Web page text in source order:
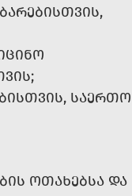
ᲡᲐᲔᲠᲗᲝ
ᲝᲗᲐᲮᲔᲑᲡᲐ ᲓᲐ